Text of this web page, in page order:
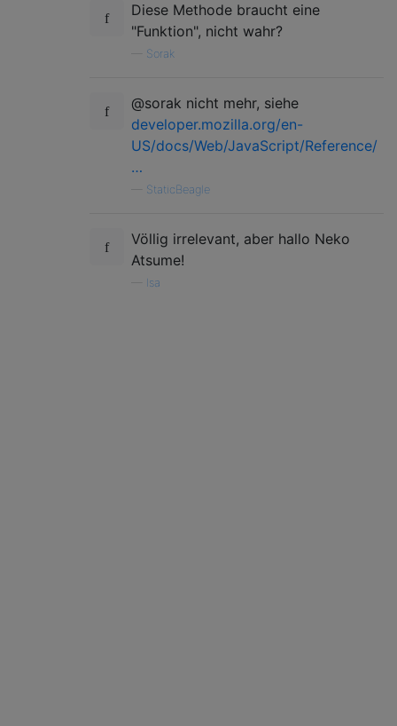
Diese Methode braucht eine
"Funktion", nicht wahr?
Sorak
@sorak nicht mehr, siehe
developer.mozilla.org/en-
US/docs/Web/JavaScript/Reference/
…
StaticBeagle
Völlig irrelevant, aber hallo Neko
Atsume!
Isa